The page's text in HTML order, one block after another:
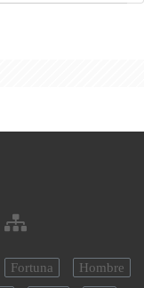
Fortuna
Hombre